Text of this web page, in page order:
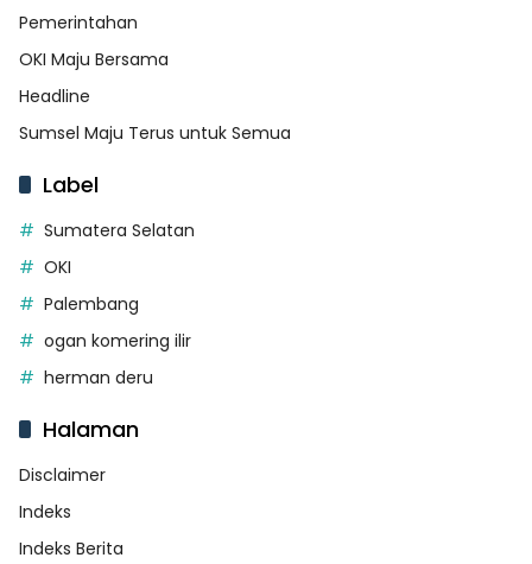
Pemerintahan
OKI Maju Bersama
Headline
Sumsel Maju Terus untuk Semua
Label
Sumatera Selatan
OKI
Palembang
ogan komering ilir
herman deru
Halaman
Disclaimer
Indeks
Indeks Berita